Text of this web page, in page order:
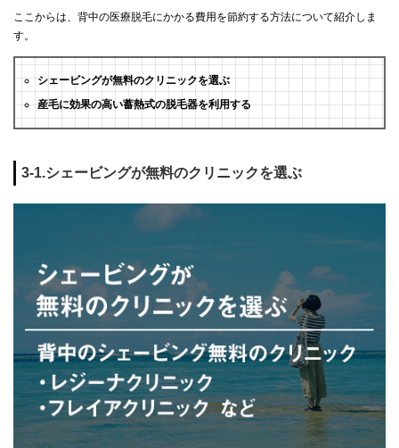
ここからは、背中の医療脱毛にかかる費用を節約する方法について紹介しま
す。
シェービングが無料のクリニックを選ぶ
産毛に効果の高い蓄熱式の脱毛器を利用する
3-1.シェービングが無料のクリニックを選ぶ